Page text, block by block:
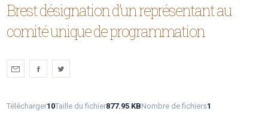
Brest désignation d’un représentant au
comité unique de programmation
Télécharger10Taille du fichier877.95 KBNombre de fichiers1